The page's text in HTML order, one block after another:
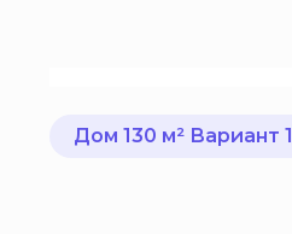
Дом 130 м² Вариант 1